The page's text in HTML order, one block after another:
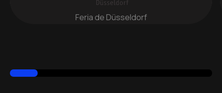
Feria de Düsseldorf